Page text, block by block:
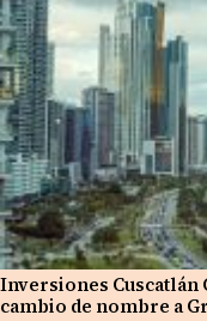
Inversiones
cambio de nombre a